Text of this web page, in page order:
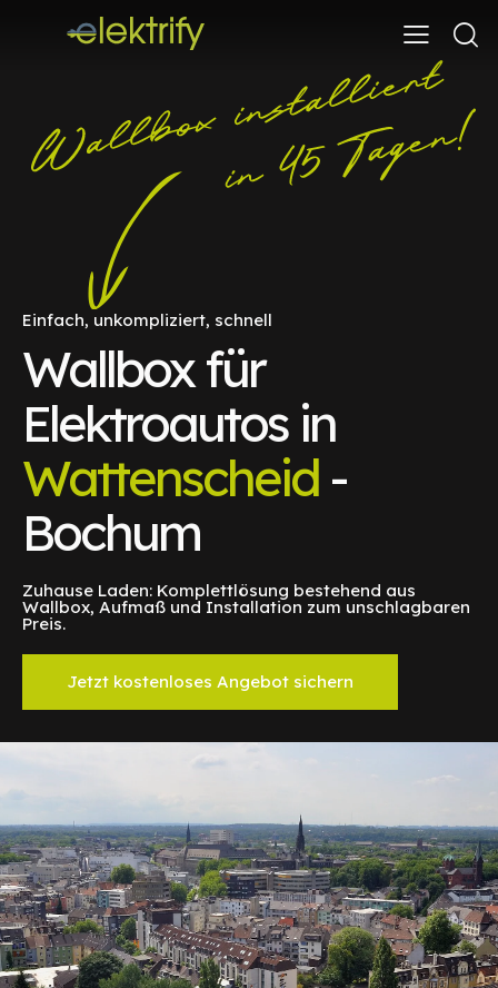
Einfach, unkompliziert, schnell
Wallbox für
Elektroautos in
Wattenscheid -
Bochum
Zuhause Laden: Komplettlösung bestehend aus
Wallbox, Aufmaß und Installation zum unschlagbaren
Preis.
Jetzt kostenloses Angebot sichern